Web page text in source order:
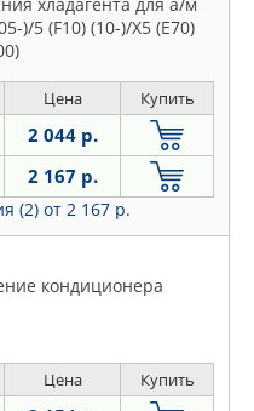
)/5 (F10) (10-)/X5 (E70)
Цена Купить
2 044 р.
2 167 р.
(2) от 2 167 р.
кондиционера
Цена Купить